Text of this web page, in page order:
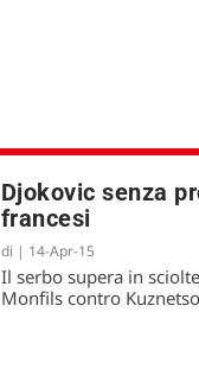
Djokovic senza
francesi
di | 14-Apr-15
Il serbo supera in
Monfils contro